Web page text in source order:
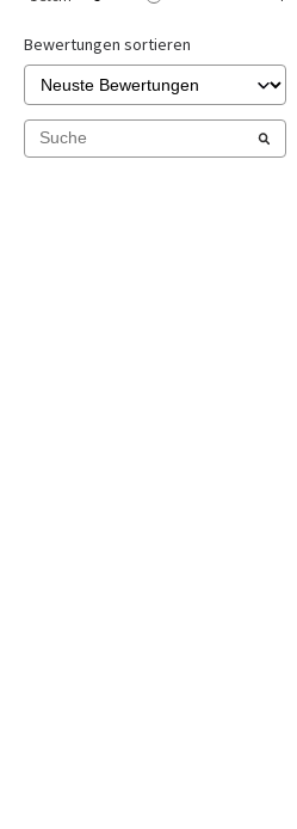
Bewertungen sortieren